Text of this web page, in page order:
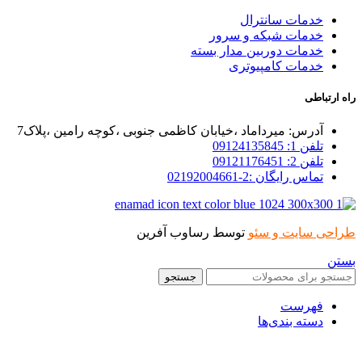
خدمات سانترال
خدمات شبکه و سرور
خدمات دوربین مدار بسته
خدمات کامپیوتری
راه ارتباطی
آدرس: میرداماد ،خیابان کاظمی جنوبی ،کوچه رامین ،پلاک7
تلفن 1: 09124135845
تلفن 2: 09121176451
تماس رایگان :2-02192004661
طراحی سایت و سئو توسط رساوب آفرین
بستن
جستجو
فهرست
دسته بندی‌ها